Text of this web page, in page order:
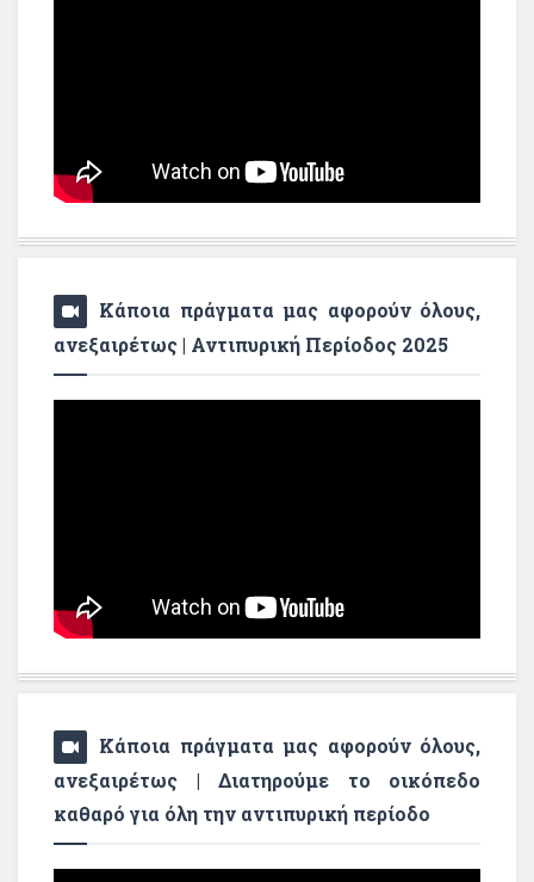
Κάποια πράγματα μας αφορούν όλους,
ανεξαιρέτως | Αντιπυρική Περίοδος 2025
Κάποια πράγματα μας αφορούν όλους,
ανεξαιρέτως | Διατηρούμε το οικόπεδο
καθαρό για όλη την αντιπυρική περίοδο